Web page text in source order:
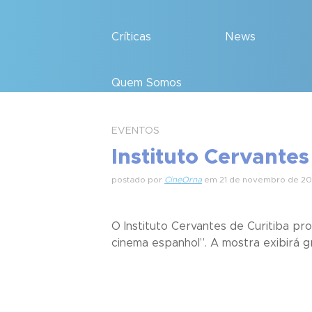
Críticas News
Quem Somos
EVENTOS
Instituto
postado por CineOrna em 21 de novembro de
O Instituto Cervantes de Curitiba
cinema espanhol”. A mostra exibirá